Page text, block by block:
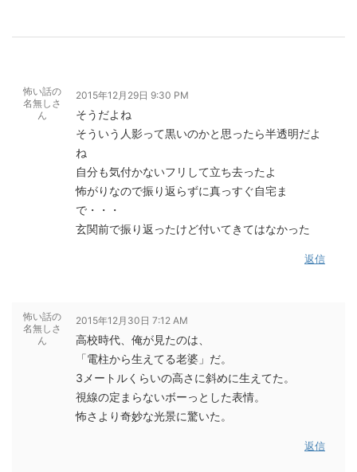
怖い話の
名無しさ
ん
2015年12月29日 9:30 PM
そうだよね
そういう人影って黒いのかと思ったら半透明だよ
ね
自分も気付かないフリして立ち去ったよ
怖がりなので振り返らずに真っすぐ自宅ま
で・・・
玄関前で振り返ったけど付いてきてはなかった
返信
怖い話の
名無しさ
ん
2015年12月30日 7:12 AM
高校時代、俺が見たのは、
「電柱から生えてる老婆」だ。
3メートルくらいの高さに斜めに生えてた。
視線の定まらないボーっとした表情。
怖さより奇妙な光景に驚いた。
返信